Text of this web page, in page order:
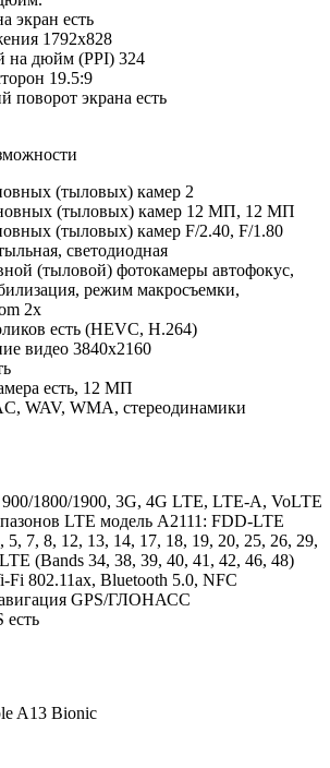
экран есть
1792x828
на дюйм (PPI) 324
19.5:9
поворот экрана есть
(тыловых) камер 2
(тыловых) камер 12 МП, 12 МП
(тыловых) камер F/2.40, F/1.80
светодиодная
(тыловой) фотокамеры автофокус,
режим макросъемки,
2x
есть (HEVC, H.264)
видео 3840x2160
есть, 12 МП
WAV, WMA, стереодинамики
1800/1900, 3G, 4G LTE, LTE-A, VoLTE
LTE модель A2111: FDD‑LTE
5, 7, 8, 12, 13, 14, 17, 18, 19, 20, 25, 26, 29,
(Bands 34, 38, 39, 40, 41, 42, 46, 48)
802.11ax, Bluetooth 5.0, NFC
GPS/ГЛОНАСС
есть
A13 Bionic